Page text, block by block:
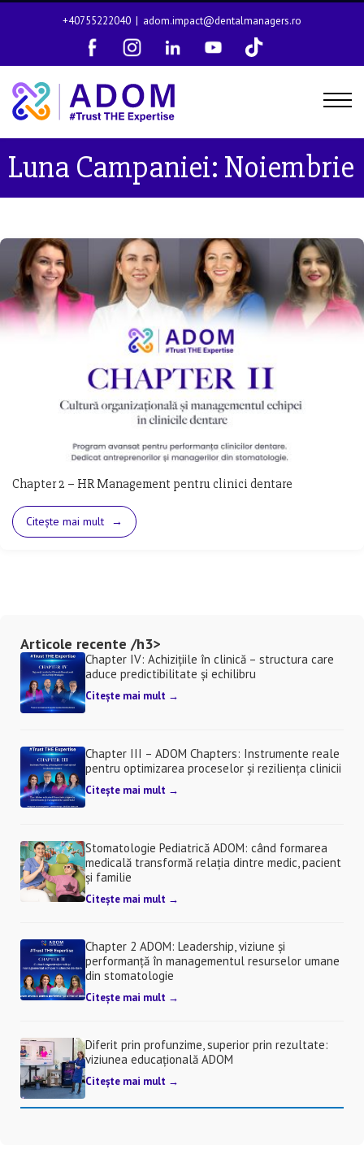
+40755222040 | adom.impact@dentalmanagers.ro
Luna Campaniei: Noiembrie
Chapter 2 – HR Management pentru clinici dentare
Citește mai mult →
Articole recente /h3>
Chapter IV: Achizițiile în clinică – structura care
aduce predictibilitate și echilibru
Citește mai mult →
Chapter III – ADOM Chapters: Instrumente reale
pentru optimizarea proceselor și reziliența clinicii
Citește mai mult →
Stomatologie Pediatrică ADOM: când formarea
medicală transformă relația dintre medic, pacient
și familie
Citește mai mult →
Chapter 2 ADOM: Leadership, viziune și
performanță în managementul resurselor umane
din stomatologie
Citește mai mult →
Diferit prin profunzime, superior prin rezultate:
viziunea educațională ADOM
Citește mai mult →